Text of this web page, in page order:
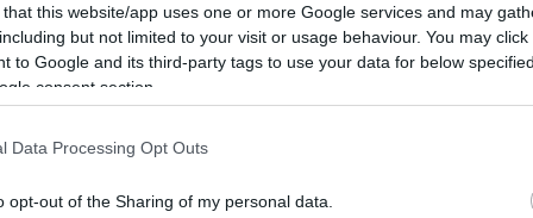
that this website/app uses one or more Google services and may
but not limited to your visit or usage behaviour. You may
to Google and its third-party tags to use your data for below
consent section.
Data Processing Opt Outs
opt-out of the Sharing of my personal data.